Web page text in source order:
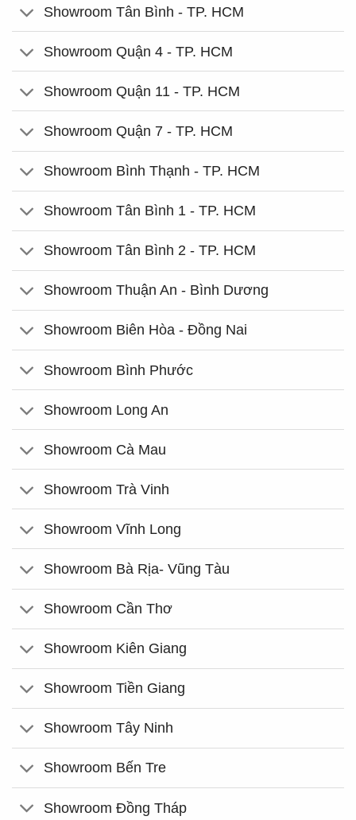
Showroom Tân Bình - TP. HCM
Showroom Quận 4 - TP. HCM
Showroom Quận 11 - TP. HCM
Showroom Quận 7 - TP. HCM
Showroom Bình Thạnh - TP. HCM
Showroom Tân Bình 1 - TP. HCM
Showroom Tân Bình 2 - TP. HCM
Showroom Thuận An - Bình Dương
Showroom Biên Hòa - Đồng Nai
Showroom Bình Phước
Showroom Long An
Showroom Cà Mau
Showroom Trà Vinh
Showroom Vĩnh Long
Showroom Bà Rịa- Vũng Tàu
Showroom Cần Thơ
Showroom Kiên Giang
Showroom Tiền Giang
Showroom Tây Ninh
Showroom Bến Tre
Showroom Đồng Tháp